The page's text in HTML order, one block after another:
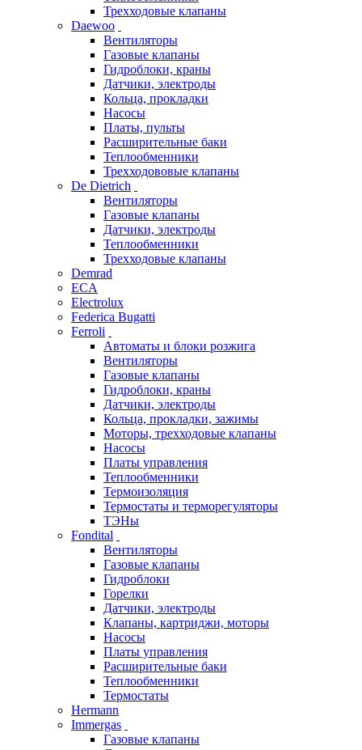
Трехходовые клапаны
Daewoo
Вентиляторы
Газовые клапаны
Гидроблоки, краны
Датчики, электроды
Кольца, прокладки
Насосы
Платы, пульты
Расширительные баки
Теплообменники
Трехходововые клапаны
De Dietrich
Вентиляторы
Газовые клапаны
Датчики, электроды
Теплообменники
Трехходовые клапаны
Demrad
ECA
Electrolux
Federica Bugatti
Ferroli
Автоматы и блоки розжига
Вентиляторы
Газовые клапаны
Гидроблоки, краны
Датчики, электроды
Кольца, прокладки, зажимы
Моторы, трехходовые клапаны
Насосы
Платы управления
Теплообменники
Термоизоляция
Термостаты и терморегуляторы
ТЭНы
Fondital
Вентиляторы
Газовые клапаны
Гидроблоки
Горелки
Датчики, электроды
Клапаны, картриджи, моторы
Насосы
Платы управления
Расширительные баки
Теплообменники
Термостаты
Hermann
Immergas
Газовые клапаны